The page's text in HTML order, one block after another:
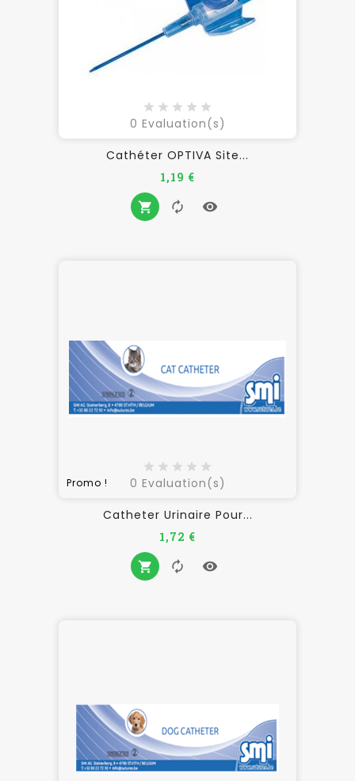
0 Evaluation(s)
Cathéter OPTIVA Site...
1,19 €
Promo ! 0 Evaluation(s)
Catheter Urinaire Pour...
1,72 €